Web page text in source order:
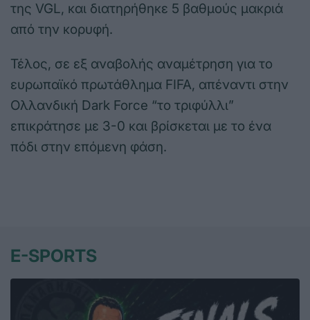
της VGL, και διατηρήθηκε 5 βαθμούς μακριά
από την κορυφή.
Τέλος, σε εξ αναβολής αναμέτρηση για το
ευρωπαϊκό πρωτάθλημα FIFA, απέναντι στην
Ολλανδική Dark Force “το τριφύλλι”
επικράτησε με 3-0 και βρίσκεται με το ένα
πόδι στην επόμενη φάση.
E-SPORTS